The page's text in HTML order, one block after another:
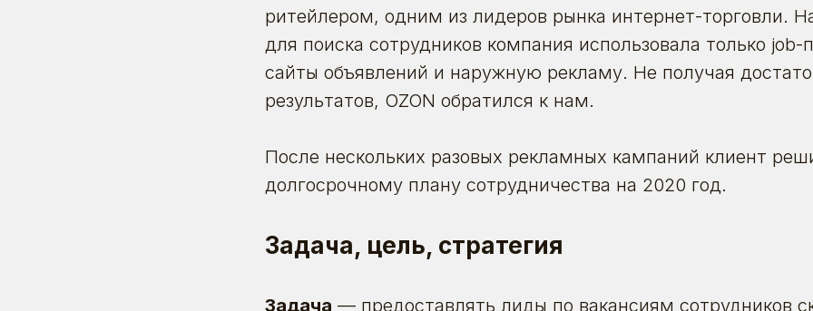
ритейлером, одним из лидеров рынка интернет-торговли.
для поиска сотрудников компания использовала только
сайты объявлений и наружную рекламу. Не получая
результатов, OZON обратился к нам.
После нескольких разовых рекламных кампаний клиент
долгосрочному плану сотрудничества на 2020 год.
Задача, цель, стратегия
Задача — предоставлять лиды по вакансиям сотрудников